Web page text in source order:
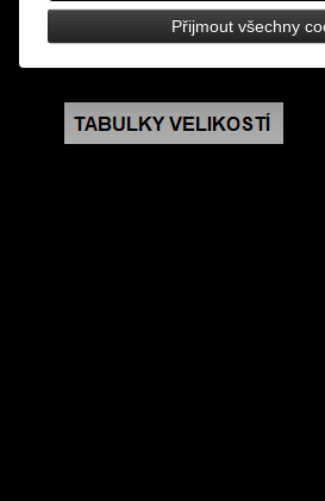
rozměry: šířka v nejširším místě
Přijmout všechny